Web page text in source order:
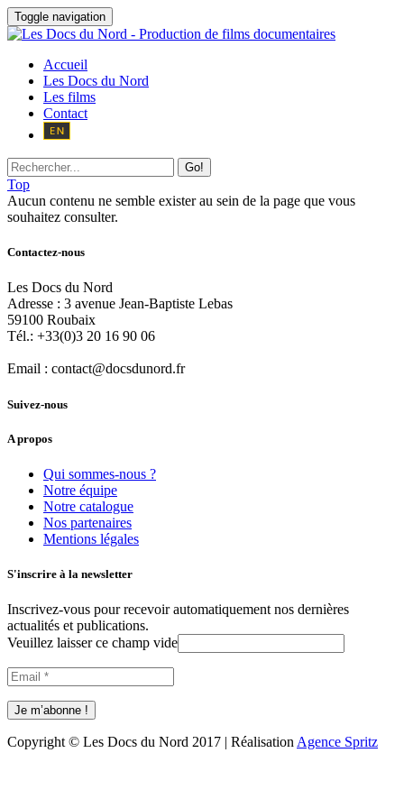
Toggle navigation
Accueil
Les Docs du Nord
Les films
Contact
Go!
Top
Aucun contenu ne semble exister au sein de la page que vous
souhaitez consulter.
Contactez-nous
Les Docs du Nord
Adresse : 3 avenue Jean-Baptiste Lebas
59100 Roubaix
Tél.: +33(0)3 20 16 90 06
Email : contact@docsdunord.fr
Suivez-nous
A propos
Qui sommes-nous ?
Notre équipe
Notre catalogue
Nos partenaires
Mentions légales
S'inscrire à la newsletter
Inscrivez-vous pour recevoir automatiquement nos dernières
actualités et publications.
Veuillez laisser ce champ vide
Copyright © Les Docs du Nord 2017 | Réalisation Agence Spritz